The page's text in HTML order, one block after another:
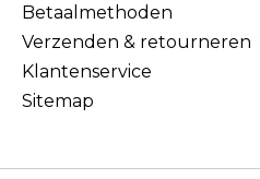
Betaalmethoden
Verzenden & retourneren
Klantenservice
Sitemap